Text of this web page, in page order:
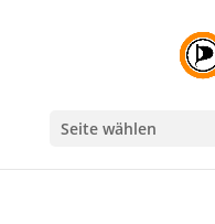
Seite wählen